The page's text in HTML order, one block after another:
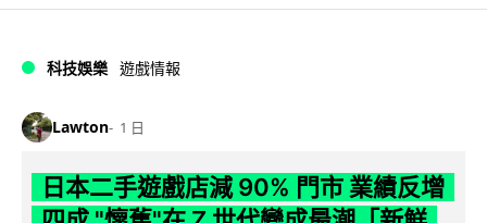
科技娛樂 遊戲情報
Lawton 1 日
日本二手遊戲店減 90% 門市 業績反增